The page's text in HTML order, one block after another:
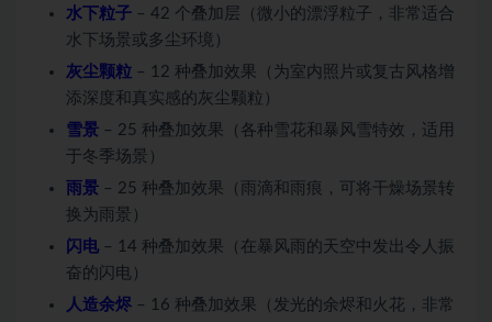
水下粒子 – 42 个叠加层（微小的漂浮粒子，非常适合
水下场景或多尘环境）
灰尘颗粒 – 12 种叠加效果（为室内照片或复古风格增
添深度和真实感的灰尘颗粒）
雪景 – 25 种叠加效果（各种雪花和暴风雪特效，适用
于冬季场景）
雨景 – 25 种叠加效果（雨滴和雨痕，可将干燥场景转
换为雨景）
闪电 – 14 种叠加效果（在暴风雨的天空中发出令人振
奋的闪电）
人造余烬 – 16 种叠加效果（发光的余烬和火花，非常